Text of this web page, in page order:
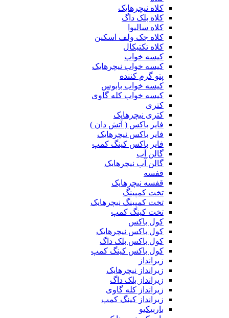
کلاه نیچرهایک
کلاه بلک داگ
کلاه سالیوا
کلاه جک‌ ولف‌ اسکین
کلاه تکتیکال
کیسه خواب
کیسه خواب نیچرهایک
پتو گرم کننده
کیسه خواب بابوس
کیسه خواب کله گاوی
کتری
کتری نیچرهایک
فایر باکس ( آتش دان )
فایر باکس نیچرهایک
فایر باکس کینگ کمپ
گالن آب
گالن آب نیچرهایک
قفسه
قفسه نیچرهایک
تخت کمپینگ
تخت کمپینگ نیچرهایک
تخت کینگ کمپ
کول باکس
کول باکس نیچرهایک
کول باکس بلک داگ
کول باکس کینگ کمپ
زیرانداز
زیرانداز نیچرهایک
زیرانداز بلک داگ
زیرانداز کله گاوی
زیرانداز کینگ کمپ
باربیکیو